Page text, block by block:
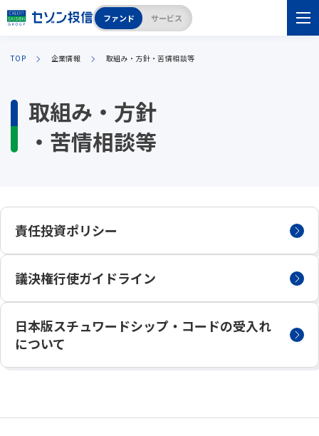
ファンド サービス
TOP 企業情報 取組み・方針・苦情相談等
取組み・方針
・苦情相談等
責任投資ポリシー
議決権行使ガイドライン
日本版スチュワードシップ・コードの受入れ
について